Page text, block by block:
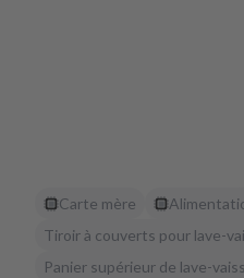
Carte mère
Tiroir à couverts pour lave-
Panier supérieur de lave-